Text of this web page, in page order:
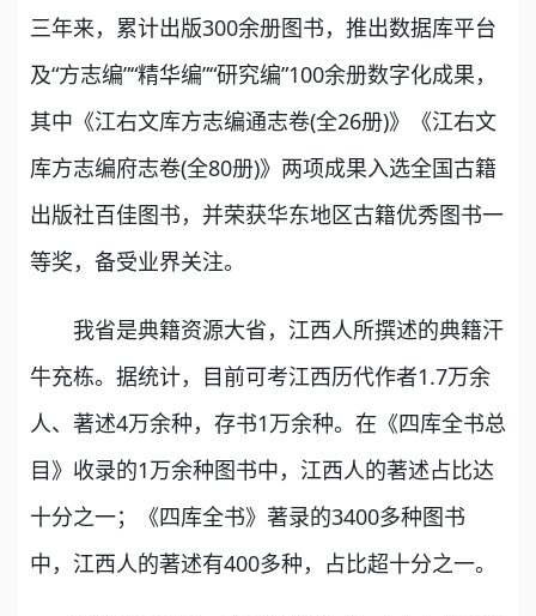
三年来，累计出版300余册图书，推出数据库平台
及“方志编”“精华编”“研究编”100余册数字化成果，
其中《江右文库方志编通志卷(全26册)》《江右文
库方志编府志卷(全80册)》两项成果入选全国古籍
出版社百佳图书，并荣获华东地区古籍优秀图书一
等奖，备受业界关注。
我省是典籍资源大省，江西人所撰述的典籍汗
牛充栋。据统计，目前可考江西历代作者1.7万余
人、著述4万余种，存书1万余种。在《四库全书总
目》收录的1万余种图书中，江西人的著述占比达
十分之一；《四库全书》著录的3400多种图书
中，江西人的著述有400多种，占比超十分之一。